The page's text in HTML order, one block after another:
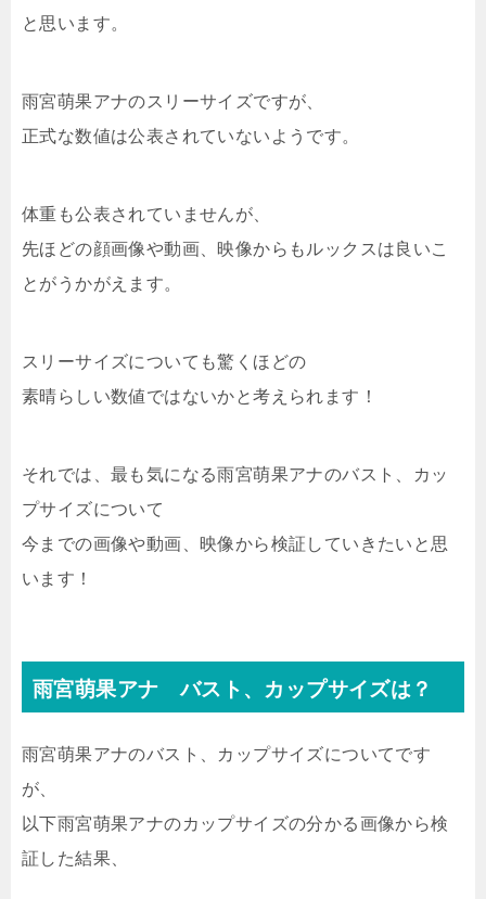
と思います。
雨宮萌果アナのスリーサイズですが、
正式な数値は公表されていないようです。
体重も公表されていませんが、
先ほどの顔画像や動画、映像からもルックスは良いこ
とがうかがえます。
スリーサイズについても驚くほどの
素晴らしい数値ではないかと考えられます！
それでは、最も気になる雨宮萌果アナのバスト、カッ
プサイズについて
今までの画像や動画、映像から検証していきたいと思
います！
雨宮萌果アナ バスト、カップサイズは？
雨宮萌果アナのバスト、カップサイズについてです
が、
以下雨宮萌果アナのカップサイズの分かる画像から検
証した結果、